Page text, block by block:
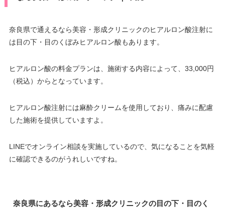
奈良県で通えるなら美容・形成クリニックのヒアルロン酸注射に
は目の下・目のくぼみヒアルロン酸もあります。
ヒアルロン酸の料金プランは、施術する内容によって、33,000円
（税込）からとなっています。
ヒアルロン酸注射には麻酔クリームを使用しており、痛みに配慮
した施術を提供していますよ。
LINEでオンライン相談を実施しているので、気になることを気軽
に確認できるのがうれしいですね。
奈良県にあるなら美容・形成クリニックの目の下・目のく